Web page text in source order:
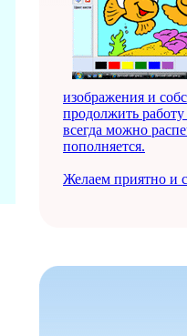
изображения и
продолжить
всегда можно
пополняется.
Желаем приятно и